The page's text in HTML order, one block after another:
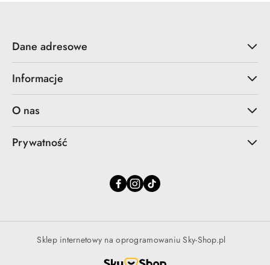
Dane adresowe
Informacje
O nas
Prywatność
Sklep internetowy na oprogramowaniu Sky-Shop.pl